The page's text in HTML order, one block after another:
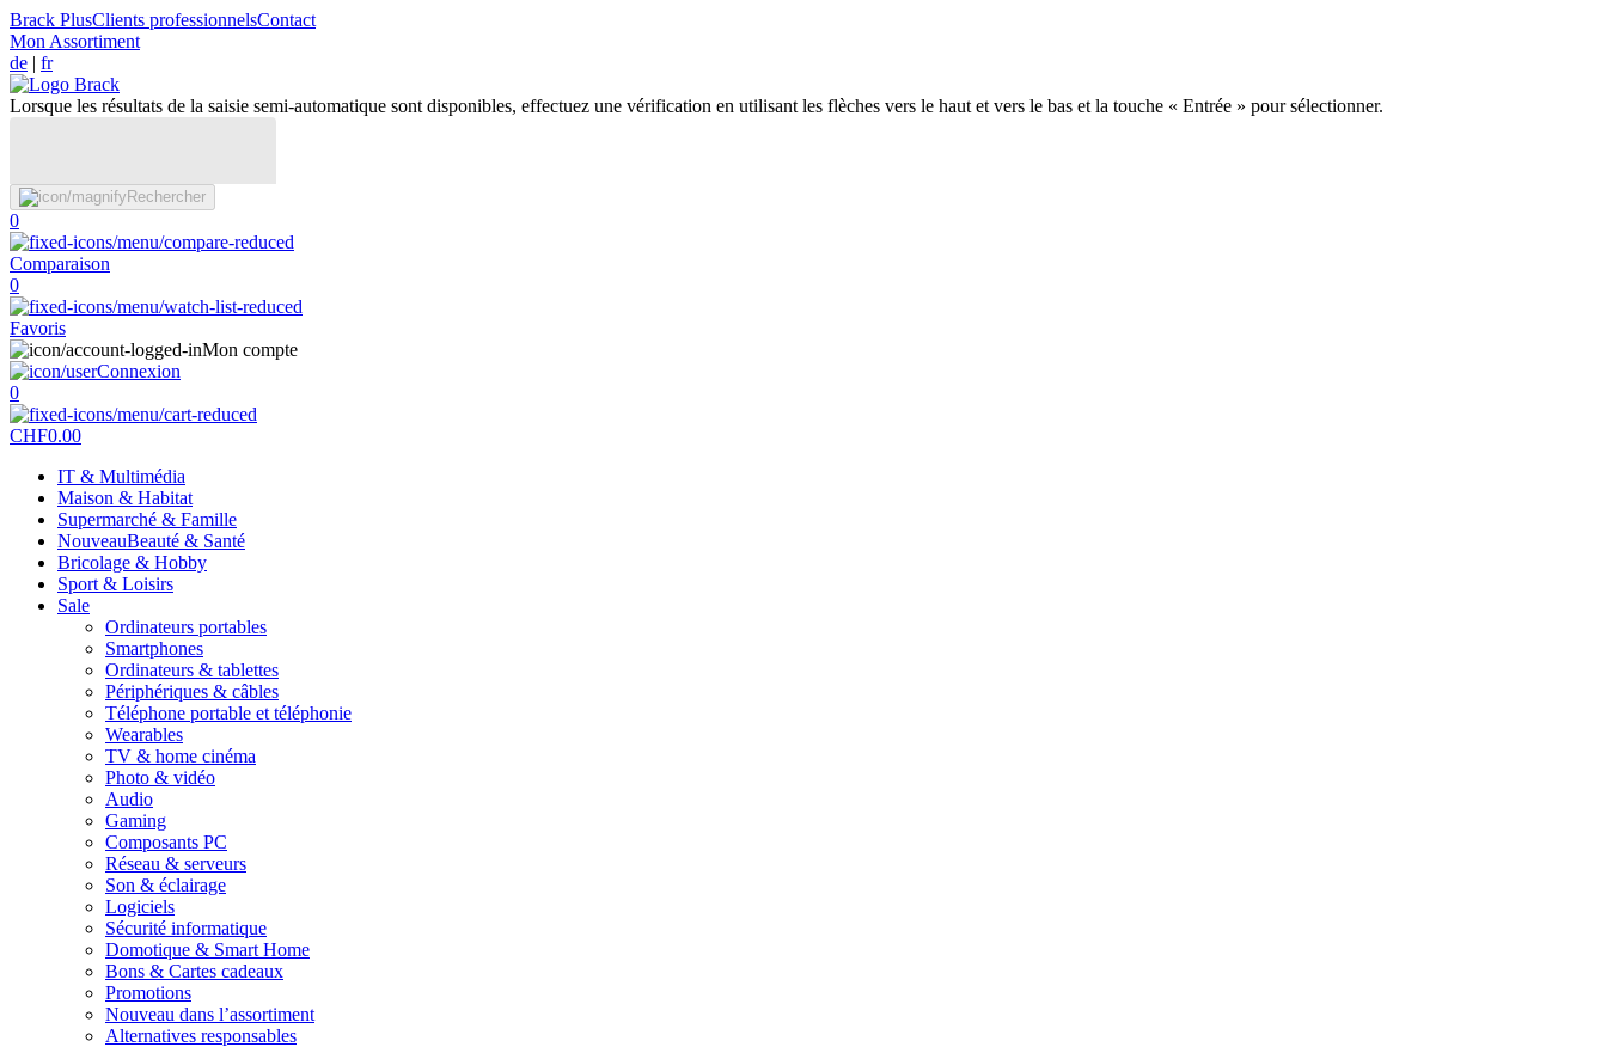
Brack PlusClients professionnelsContact
Mon Assortiment
de | fr
Lorsque les résultats de la saisie semi-automatique sont disponibles, effectuez une vérification en utilisant les flèches vers le haut et vers le bas et la touche « Entrée » pour sélectionner.
Rechercher
0
Comparaison
0
Favoris
Mon compte
Connexion
0
CHF0.00
IT & Multimédia
Maison & Habitat
Supermarché & Famille
NouveauBeauté & Santé
Bricolage & Hobby
Sport & Loisirs
Sale
Ordinateurs portables
Smartphones
Ordinateurs & tablettes
Périphériques & câbles
Téléphone portable et téléphonie
Wearables
TV & home cinéma
Photo & vidéo
Audio
Gaming
Composants PC
Réseau & serveurs
Son & éclairage
Logiciels
Sécurité informatique
Domotique & Smart Home
Bons & Cartes cadeaux
Promotions
Nouveau dans l’assortiment
Alternatives responsables